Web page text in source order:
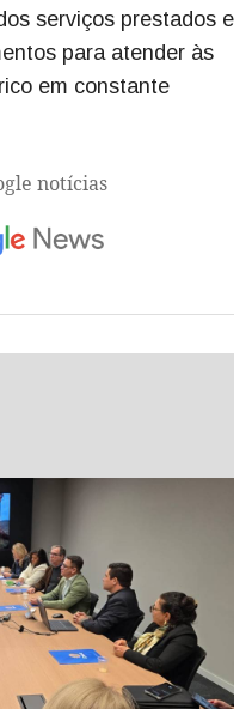
serviços prestados e
para atender às
em constante
notícias